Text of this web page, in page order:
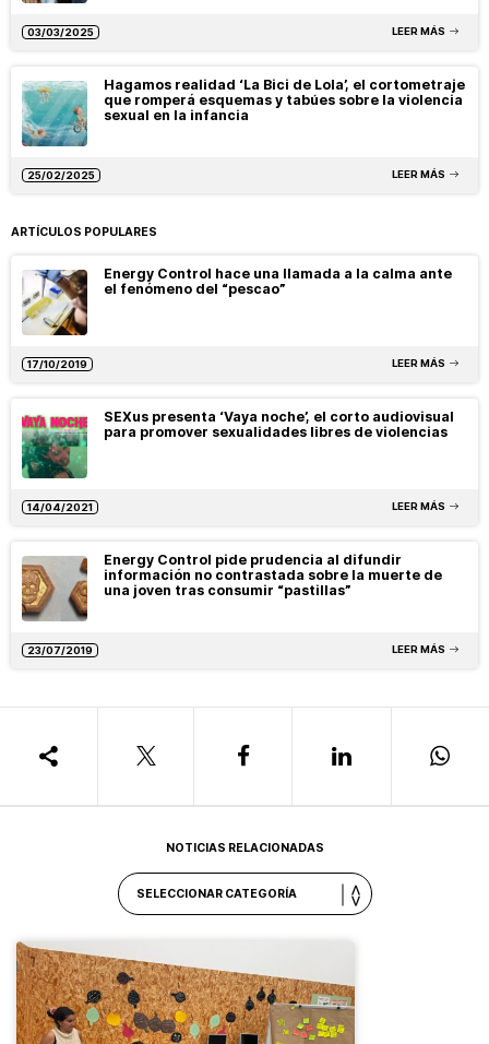
03/03/2025 LEER MÁS
Hagamos realidad ‘La Bici de Lola’, el cortometraje
que romperá esquemas y tabúes sobre la violencia
sexual en la infancia
25/02/2025 LEER MÁS
ARTÍCULOS POPULARES
Energy Control hace una llamada a la calma ante
el fenómeno del “pescao”
17/10/2019 LEER MÁS
SEXus presenta ‘Vaya noche’, el corto audiovisual
para promover sexualidades libres de violencias
14/04/2021 LEER MÁS
Energy Control pide prudencia al difundir
información no contrastada sobre la muerte de
una joven tras consumir “pastillas”
23/07/2019 LEER MÁS
NOTICIAS RELACIONADAS